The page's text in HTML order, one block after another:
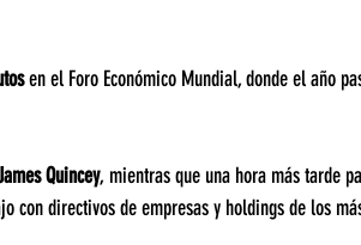
en el Foro Económico Mundial, donde el año
Quincey, mientras que una hora más tarde
con directivos de empresas y holdings de los